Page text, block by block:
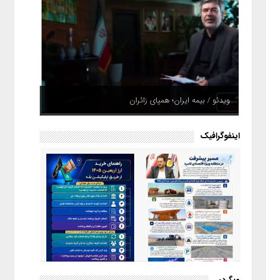
ویدئو / بیمه ایران؛ همپای زائران
اینفوگرافیک
اینفوگرافیک / راهنمای خرید ارز